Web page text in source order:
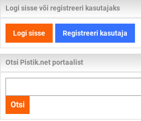
Logi sisse või registreeri kasutajaks
Logi sisse Registreeri kasutaja
Otsi Pistik.net portaalist
kogu
lehelt
Otsi